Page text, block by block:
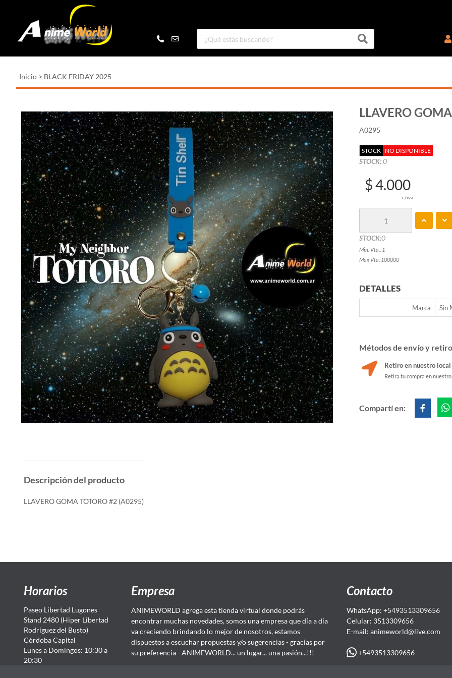
Inicio > BLACK FRIDAY 2025
LLAVERO
A0295
STOCK NO DISPONIBLE
STOCK:0
$ 4.000
c/iva
STOCK:0
Min. Vta.: 1
Max Vta: 100000
DETALLES
Marca Sin
Métodos de envío y retiro
Retiro en nuestro local
Retira tu compra en
Compartí en:
Descripción del producto
LLAVERO GOMA TOTORO #2 (A0295)
Horarios
Paseo Libertad Lugones
Stand 2480 (Hiper Libertad
Rodriguez del Busto)
Córdoba Capital
Lunes a Domingos: 10:30 a
20:30
Empresa
ANIMEWORLD agrega esta tienda virtual donde podrás
encontrar muchas novedades, somos una empresa que día a día
va creciendo brindando lo mejor de nosotros, estamos
dispuestos a escuchar propuestas y/o sugerencias - gracias por
su preferencia - ANIMEWORLD... un lugar... una pasión...!!!
Contacto
WhatsApp: +5493513309656
Celular: 3513309656
E-mail: animeworld@live.com
+5493513309656